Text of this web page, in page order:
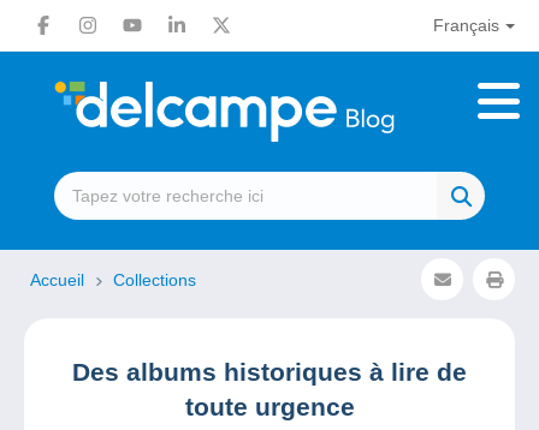
Français
Accueil Collections
Des albums historiques à lire de
toute urgence